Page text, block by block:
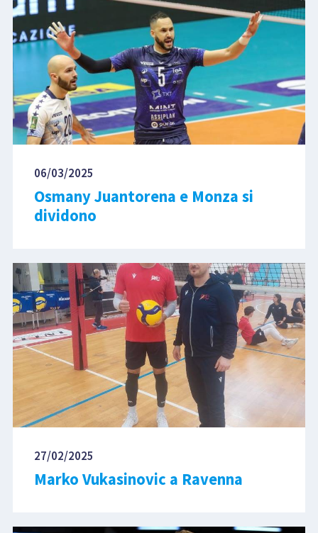
06/03/2025
Osmany Juantorena e Monza si
dividono
27/02/2025
Marko Vukasinovic a Ravenna